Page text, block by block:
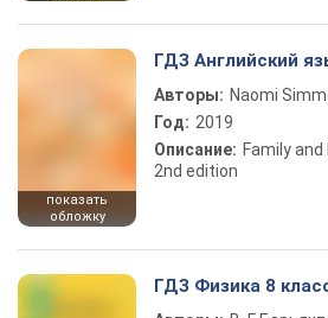
показать
обложку
ГДЗ Английский
Авторы: Naomi
Год: 2019
Описание: Family
2nd edition
ГДЗ Физика 8